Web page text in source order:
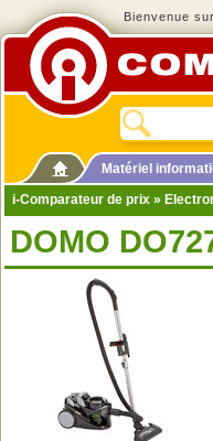
Bienvenue
Matériel
i-Comparateur de prix »
DOMO